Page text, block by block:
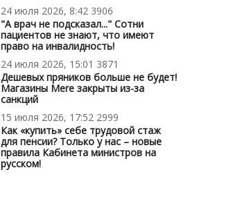
24 июля 2026, 8:42 3906
"А врач не подсказал..." Сотни
пациентов не знают, что имеют
право на инвалидность!
24 июля 2026, 15:01 3871
Дешевых пряников больше не будет!
Магазины Mere закрыты из-за
санкций
15 июля 2026, 17:52 2999
Как «купить» себе трудовой стаж
для пенсии? Только у нас – новые
правила Кабинета министров на
русском!